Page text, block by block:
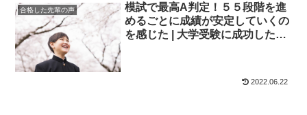
合格した先輩の声
模試で最高A判定！５５段階を進
めるごとに成績が安定していくの
を感じた | 大学受験に成功した先
2022.06.22